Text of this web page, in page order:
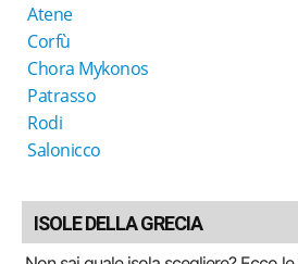
Atene
Corfù
Chora Mykonos
Patrasso
Rodi
Salonicco
ISOLE DELLA GRECIA